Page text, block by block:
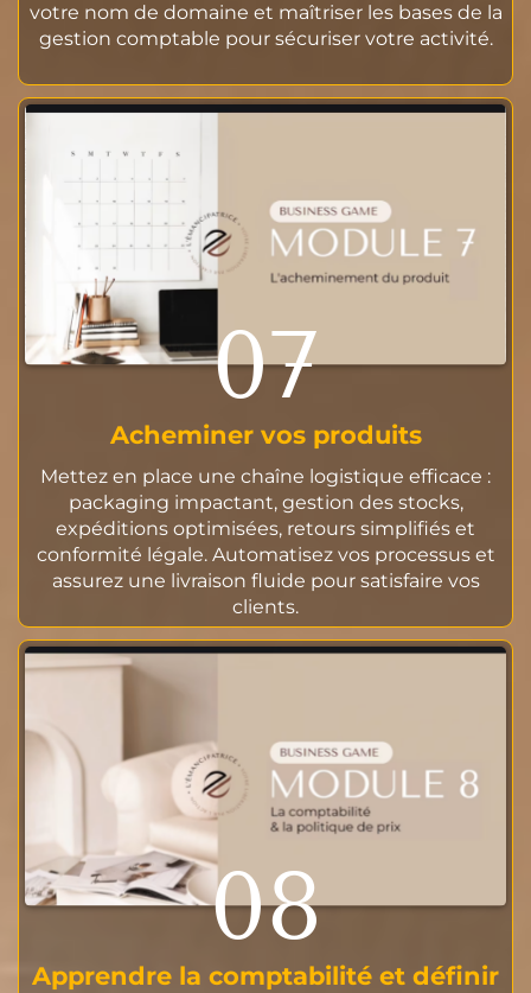
votre nom de domaine et maîtriser les bases de la
gestion comptable pour sécuriser votre activité.
07
Acheminer vos produits
Mettez en place une chaîne logistique efficace :
packaging impactant, gestion des stocks,
expéditions optimisées, retours simplifiés et
conformité légale. Automatisez vos processus et
assurez une livraison fluide pour satisfaire vos
clients.
08
Apprendre la comptabilité et définir